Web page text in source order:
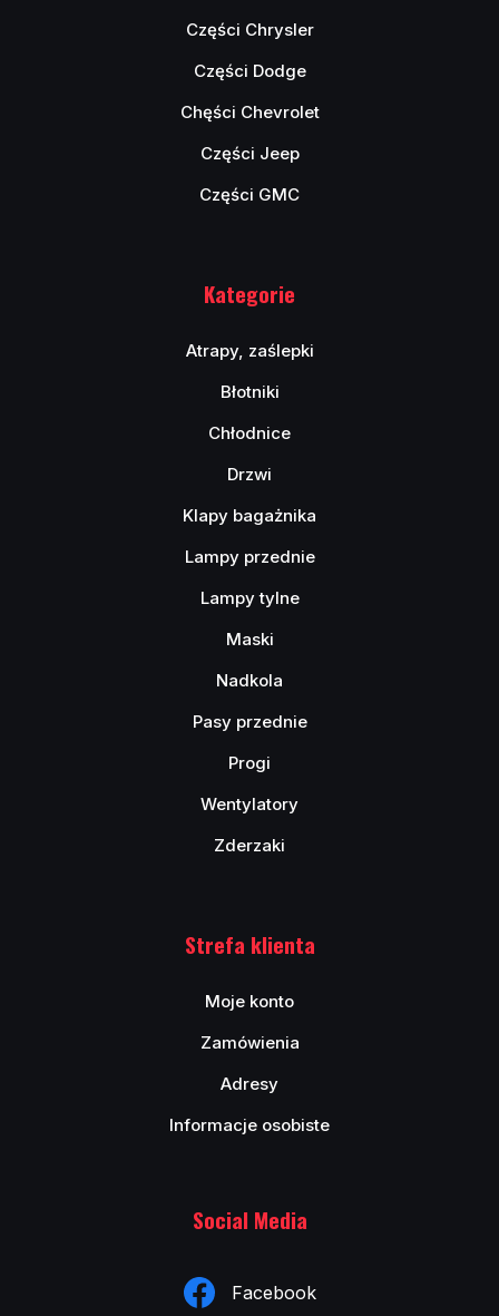
Części Chrysler
Części Dodge
Chęści Chevrolet
Części Jeep
Części GMC
Kategorie
Atrapy, zaślepki
Błotniki
Chłodnice
Drzwi
Klapy bagażnika
Lampy przednie
Lampy tylne
Maski
Nadkola
Pasy przednie
Progi
Wentylatory
Zderzaki
Strefa klienta
Moje konto
Zamówienia
Adresy
Informacje osobiste
Social Media
Facebook